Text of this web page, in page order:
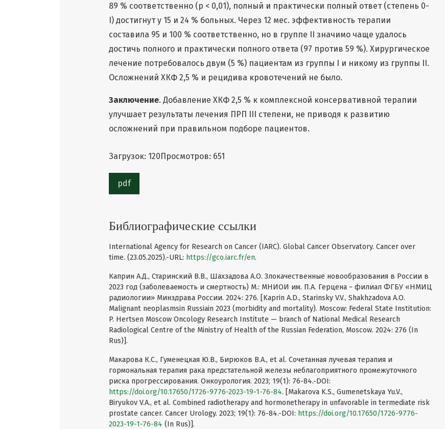
89 % соответственно (р < 0,01), полный и практически полный ответ (степень 0-
I) достигнут у 15 и 24 % больных. Через 12 мес. эффективность терапии
составила 95 и 100 % соответственно, но в группе II значимо чаще удалось
достичь полного и практически полного ответа (97 против 59 %). Хирургическое
лечение потребовалось двум (5 %) пациентам из группы I и никому из группы II.
Осложнений ХКФ 2,5 % и рецидива кровотечений не было.
Заключение. Добавление ХКФ 2,5 % к комплексной консервативной терапии
улучшает результаты лечения ПРП III степени, не приводя к развитию
осложнений при правильном подборе пациентов.
Загрузок: 120Просмотров: 651
pdf
Библиографические ссылки
International Agency for Research on Cancer (IARC). Global Cancer Observatory. Cancer over
time. (23.05.2025).-URL: https://gco.iarc.fr/en.
Каприн А.Д., Старинский В.В., Шахзадова А.О. Злокачественные новообразования в России в
2023 год (заболеваемость и смертность) М.: МНИОИ им. П.А. Герцена − филиал ФГБУ «НМИЦ
радиологии» Минздрава России. 2024: 276. [Kaprin A.D., Starinsky V.V., Shakhzadova A.O.
Malignant neoplasmsin Russiain 2023 (morbidity and mortality). Moscow: Federal State Institution:
P. Hertsen Moscow Oncology Research Institute — branch of National Medical Research
Radiological Centre of the Ministry of Health of the Russian Federation, Moscow. 2024: 276 (In
Rus)].
Макарова К.С., Гуменецкая Ю.В., Бирюков В.А., et al. Сочетанная лучевая терапия и
гормональная терапия рака предстательной железы неблагоприятного промежуточного
риска прогрессирования. Онкоурология. 2023; 19(1): 76-84.-DOI:
https://doi.org/10.17650/1726-9776-2023-19-1-76-84. [Makarova K.S., Gumenetskaya Yu.V.,
Biryukov V.A., et al. Combined radiotherapy and hormonetherapy in unfavorable in termediate risk
prostate cancer. Cancer Urology. 2023; 19(1): 76-84.-DOI: https://doi.org/10.17650/1726-9776-
2023-19-1-76-84 (In Rus)].